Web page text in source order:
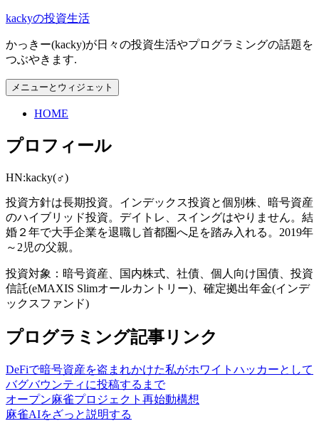
コ
テ
ン
ツ
へ
ッ
プ
kackyの投資生活
かっきー(kacky)が日々の投資生活やプログラミングの話題を
つぶやきます.
メニューとウィジェット
HOME
プロフィール
HN:kacky(♂)
投資方針は長期投資。インデックス投資と個別株、暗号資産
のハイブリッド投資。デイトレ、スイングはやりません。結
婚２年で大手企業を退職し首都圏へ足を踏み入れる。2019年
～2児の父親。
投資対象：暗号資産、国内株式、社債、個人向け国債、投資
信託(eMAXIS Slimオールカントリー)、確定拠出年金(インデ
ックスファンド)
プログラミング記事リンク
DeFiで暗号資産を盗まれかけた私がホワイトハッカーとして
バグバウンティに投稿するまで
オープン麻雀プロジェクト再始動構想
麻雀AIをざっと説明する